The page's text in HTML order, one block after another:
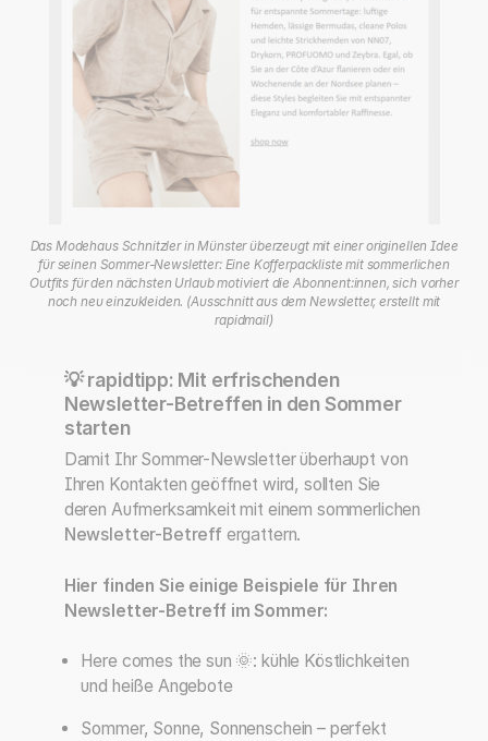
Das Modehaus Schnitzler in Münster überzeugt mit einer originellen Idee
für seinen Sommer-Newsletter: Eine Kofferpackliste mit sommerlichen
Outfits für den nächsten Urlaub motiviert die Abonnent:innen, sich vorher
noch neu einzukleiden. (Ausschnitt aus dem Newsletter, erstellt mit
rapidmail)
💡 rapidtipp: Mit erfrischenden
Newsletter-Betreffen in den Sommer
starten
Damit Ihr Sommer-Newsletter überhaupt von
Ihren Kontakten geöffnet wird, sollten Sie
deren Aufmerksamkeit mit einem sommerlichen
Newsletter-Betreff ergattern.
Hier finden Sie einige Beispiele für Ihren
Newsletter-Betreff im Sommer:
Here comes the sun 🌞: kühle Köstlichkeiten
und heiße Angebote
Sommer, Sonne, Sonnenschein – perfekt